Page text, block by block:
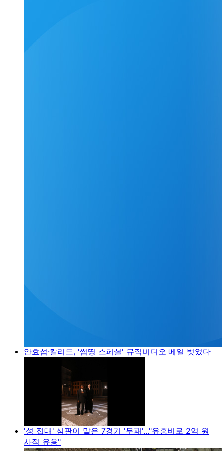
안효섭·칼리드, '썸띵 스페셜' 뮤직비디오 베일 벗었다
'성 접대' 심판이 맡은 7경기 '무패'..."유흥비로 2억 원
사적 유용"